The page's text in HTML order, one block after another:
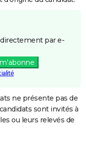
par e-
ne présente pas de
sont invités à
ou leurs relevés de